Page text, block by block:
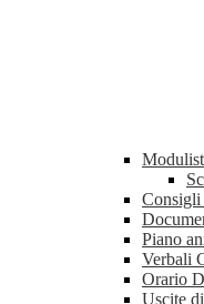
Consigli
Piano
Verbali
Orario
Uscite